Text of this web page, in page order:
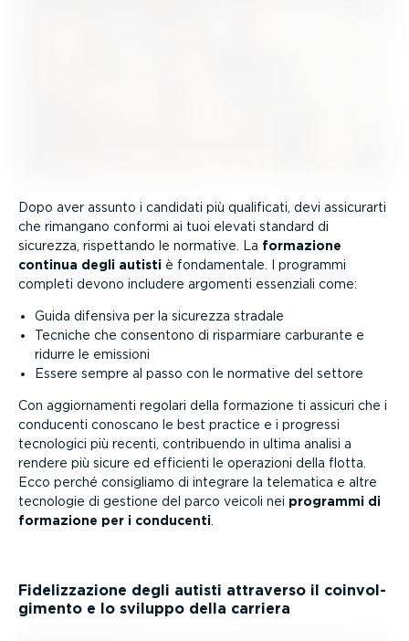
Dopo aver assunto i candidati più qualificati, devi assicurarti
che rimangano conformi ai tuoi elevati standard di
sicurezza, rispettando le normative. La formazione
continua degli autisti è fonda­mentale. I programmi
completi devono includere argomenti essenziali come:
Guida difensiva per la sicurezza stradale
Tecniche che consentono di risparmiare carburante e
ridurre le emissioni
Essere sempre al passo con le normative del settore
Con aggior­na­menti regolari della formazione ti assicuri che i
conducenti conoscano le best practice e i progressi
tecnologici più recenti, contri­buendo in ultima analisi a
rendere più sicure ed efficienti le operazioni della flotta.
Ecco perché consigliamo di integrare la telematica e altre
tecnologie di gestione del parco veicoli nei programmi di
formazione per i conducenti
Fideliz­za­zione degli autisti attraverso il coinvol­
gi­mento e lo sviluppo della carriera